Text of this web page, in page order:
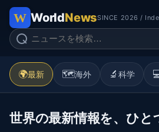
WorldNewsSINCE 2026 /
🌍最新 🗺️海外 🔬 科学
世界の最新情報を、ひと